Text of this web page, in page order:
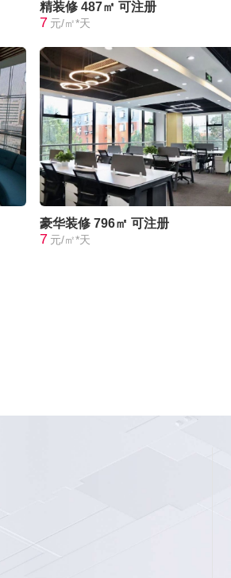
精装修 487㎡ 可注册
7 元/㎡*天
豪华装修 796㎡ 可注册
7 元/㎡*天